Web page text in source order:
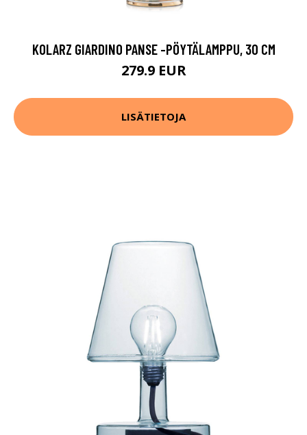
KOLARZ GIARDINO PANSE -PÖYTÄLAMPPU, 30 CM
279.9 EUR
LISÄTIETOJA